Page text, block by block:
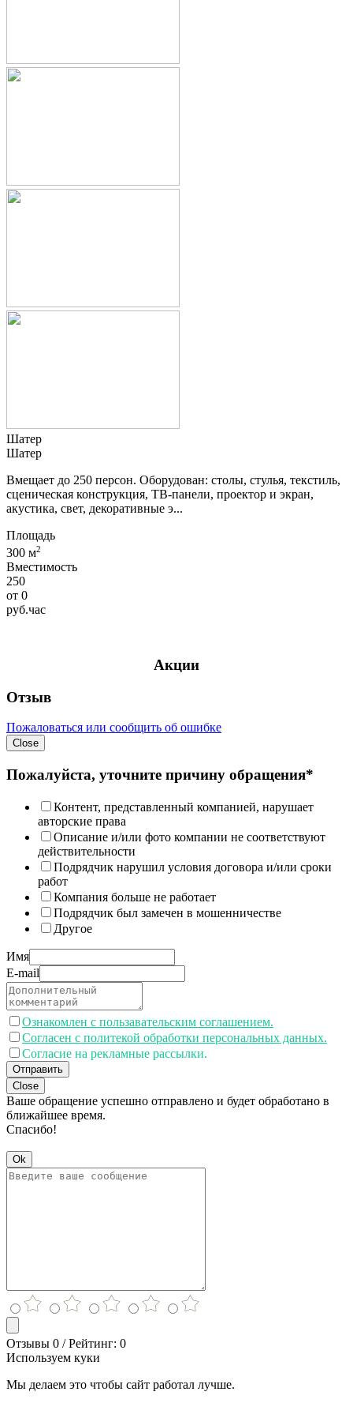
Шатер
Шатер
Вмещает до 250 персон. Оборудован: столы, стулья, текстиль,
сценическая конструкция, ТВ-панели, проектор и экран,
акустика, свет, декоративные э...
Площадь
300 м2
Вместимость
250
от 0
руб.час
Акции
Отзыв
Пожаловаться или сообщить об ошибке
Close
Пожалуйста, уточните причину обращения*
Контент, представленный компанией, нарушает
авторские права
Описание и/или фото компании не соответствуют
действительности
Подрядчик нарушил условия договора и/или сроки
работ
Компания больше не работает
Подрядчик был замечен в мошенничестве
Другое
Имя
E-mail
Ознакомлен с пользавательским соглашением.
Согласен с политекой обработки персональных данных.
Согласие на рекламные рассылки.
Отправить
Close
Ваше обращение успешно отправлено и будет обработано в
ближайшее время.
Спасибо!
Ok
Отзывы 0 / Рейтинг: 0
Используем куки
Мы делаем это чтобы сайт работал лучше.